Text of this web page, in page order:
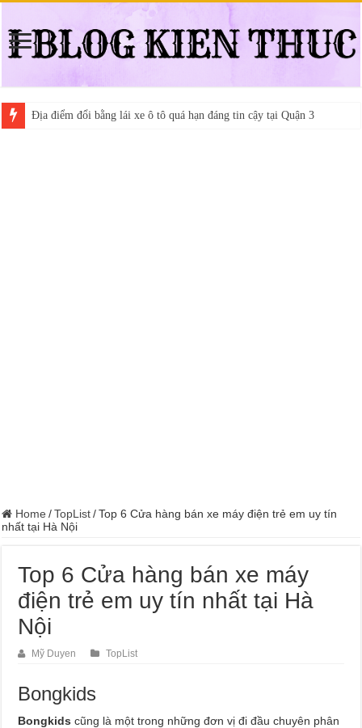
Địa điểm đổi bằng lái xe ô tô quá hạn đáng tin cậy tại Quận 3
Home / TopList / Top 6 Cửa hàng bán xe máy điện trẻ em uy tín
nhất tại Hà Nội
Top 6 Cửa hàng bán xe máy
điện trẻ em uy tín nhất tại Hà
Nội
Mỹ Duyen TopList
Bongkids
Bongkids cũng là một trong những đơn vị đi đầu chuyên phân